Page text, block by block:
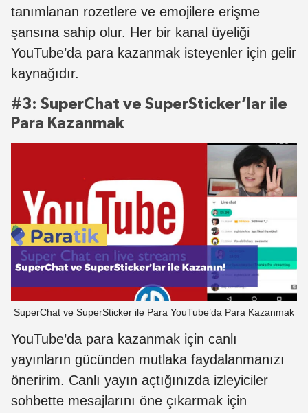
tanımlanan rozetlere ve emojilere erişme
şansına sahip olur. Her bir kanal üyeliği
YouTube’da para kazanmak isteyenler için gelir
kaynağıdır.
#3: SuperChat ve SuperSticker’lar ile
Para Kazanmak
SuperChat ve SuperSticker ile Para YouTube’da Para Kazanmak
YouTube’da para kazanmak için canlı
yayınların gücünden mutlaka faydalanmanızı
öneririm. Canlı yayın açtığınızda izleyiciler
sohbette mesajlarını öne çıkarmak için